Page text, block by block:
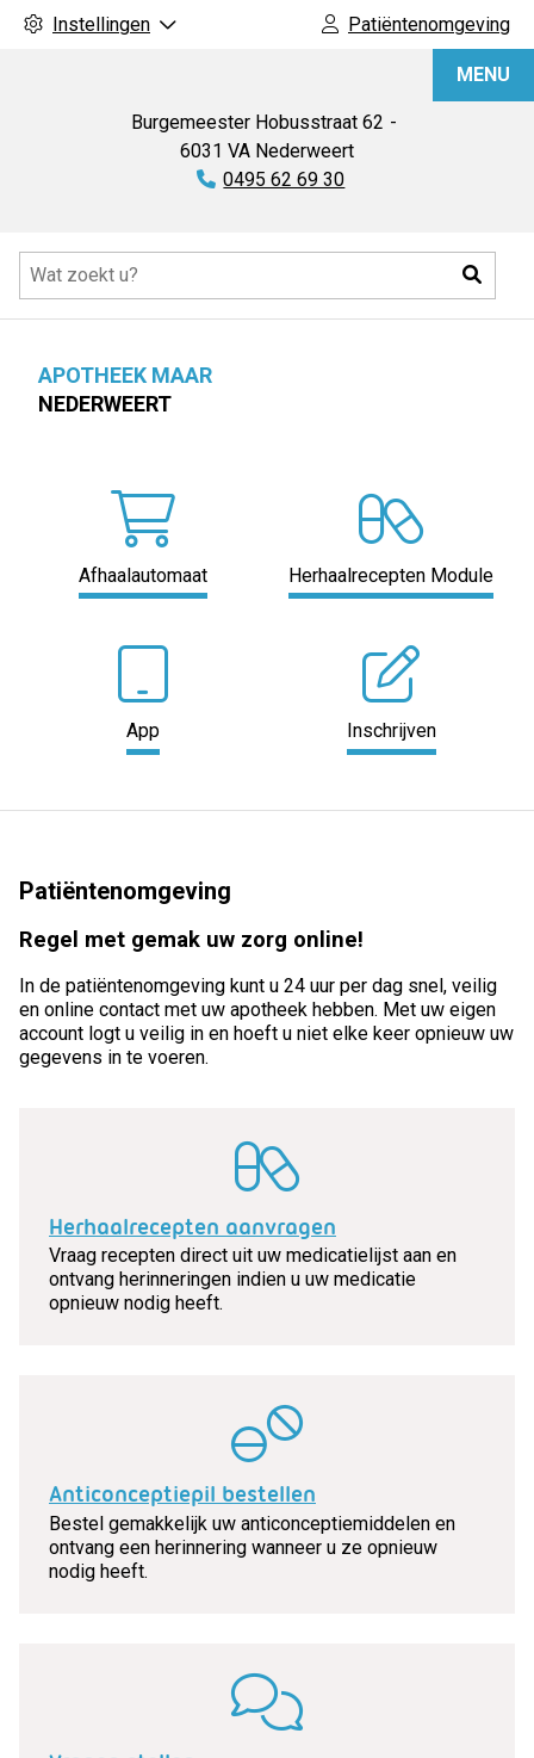
Instellingen Patiëntenomgeving
Burgemeester Hobusstraat62
6031 VA Nederweert
Tel:
0495 62 69 30
MENU
APOTHEEK MAAR
NEDERWEERT
Afhaalautomaat Herhaalrecepten Module
App Inschrijven
Patiëntenomgeving
Regel met gemak uw zorg online!
In de patiëntenomgeving kunt u 24 uur per dag snel, veilig
en online contact met uw apotheek hebben. Met uw eigen
account logt u veilig in en hoeft u niet elke keer opnieuw uw
gegevens in te voeren.
Herhaalrecepten aanvragen
Vraag recepten direct uit uw medicatielijst aan en
ontvang herinneringen indien u uw medicatie
opnieuw nodig heeft.
Anticonceptiepil bestellen
Bestel gemakkelijk uw anticonceptiemiddelen en
ontvang een herinnering wanneer u ze opnieuw
nodig heeft.